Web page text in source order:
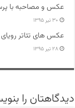
عکس و مصاحبه با
۳۰ تیر ۱۳۹۵
عکس های تئاتر
۲۸ تیر ۱۳۹۵
دیدگاهتان را